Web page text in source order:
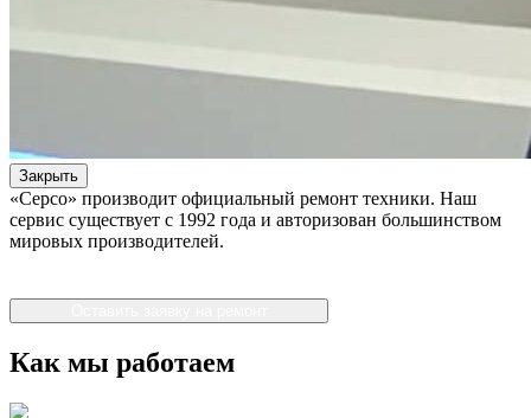
Закрыть
«Серсо» производит официальный ремонт техники. Наш
сервис существует с 1992 года и авторизован большинством
мировых производителей.
Как мы работаем